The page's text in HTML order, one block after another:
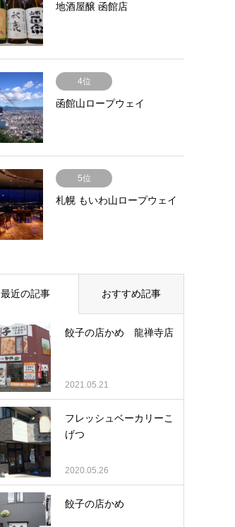
地酒屋醸 函館店
4位
函館山ロープウェイ
5位
札幌 もいわ山ロープウェイ
最近の記事 おすすめ記事
餃子の店かめ 龍禅寺店
2021.05.21
フレッシュベーカリーこ
げつ
2020.05.26
餃子の店かめ